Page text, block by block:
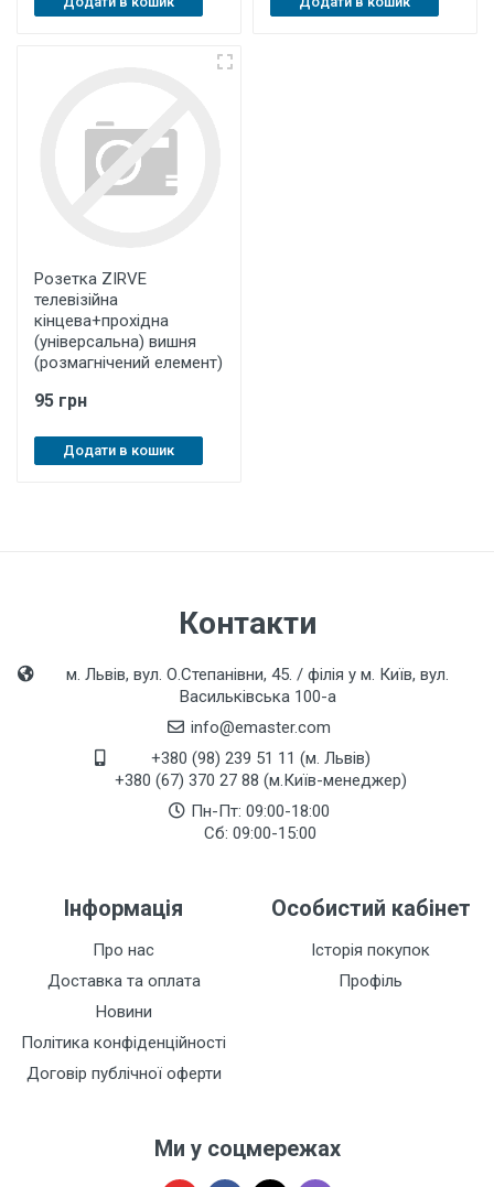
Розетка ZIRVE
телевізійна
кінцева+прохідна
(універсальна) вишня
(розмагнічений елемент)
95 грн
Додати в кошик
Контакти
м. Львів, вул. О.Степанівни, 45. / філія у м. Київ, вул.
Васильківська 100-а
info@emaster.com
+380 (98) 239 51 11 (м. Львів)
+380 (67) 370 27 88 (м.Київ-менеджер)
Пн-Пт: 09:00-18:00
Сб: 09:00-15:00
Інформація
Про нас
Доставка та оплата
Новини
Політика конфіденційності
Договір публічної оферти
Особистий кабінет
Історія покупок
Профіль
Ми у соцмережах